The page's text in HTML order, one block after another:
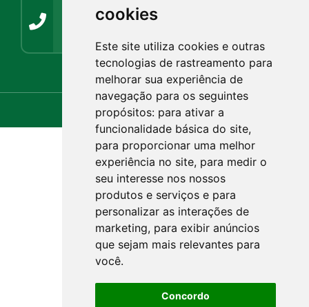
cookies
Este site utiliza cookies e outras
tecnologias de rastreamento para
melhorar sua experiência de
navegação para os seguintes
propósitos: para ativar a
funcionalidade básica do site,
para proporcionar uma melhor
experiência no site, para medir o
seu interesse nos nossos
produtos e serviços e para
personalizar as interações de
marketing, para exibir anúncios
que sejam mais relevantes para
você.
Concordo
(54) 3272-1266 / (54) 3272-1001
imprensaguabijurs@gmail.com
Webmail.rs.gov.br Webmail.com.br